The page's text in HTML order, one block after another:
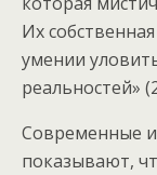
Их
умении
реальностей»
Современные
показывают,